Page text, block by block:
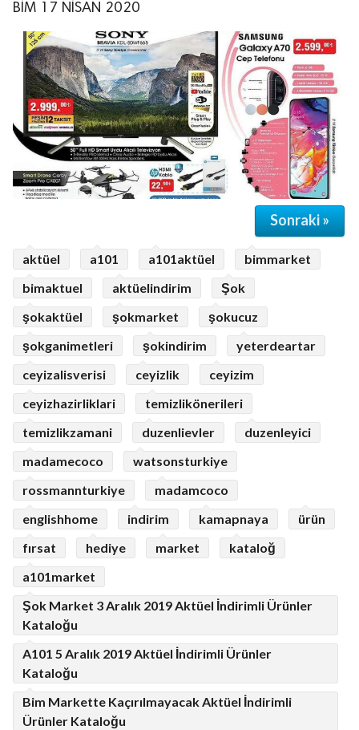
BİM 17 NİSAN 2020
Sonraki »
aktüel a101 a101aktüel
bimmarket
bimaktuel
aktüelindirim
Şok
şokaktüel
şokmarket
şokucuz
şokganimetleri
şokindirim
yeterdeartar
ceyizalisverisi
ceyizlik
ceyizim
ceyizhazirliklari
temizlikönerileri
temizlikzamani
duzenlievler
duzenleyici
madamecoco
watsonsturkiye
rossmannturkiye
madamcoco
englishhome
indirim kamapnaya
ürün
fırsat
hediye market
kataloğ
a101market
Şok Market 3 Aralık 2019 Aktüel İndirimli Ürünler
Kataloğu
A101 5 Aralık 2019 Aktüel İndirimli Ürünler
Kataloğu
Bim Markette Kaçırılmayacak Aktüel İndirimli
Ürünler Kataloğu